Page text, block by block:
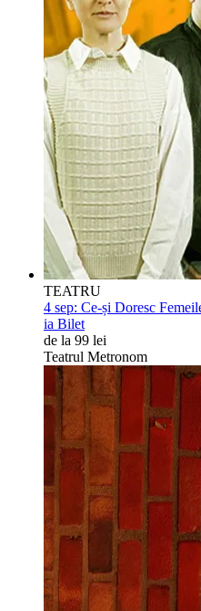
TEATRU
4 sep: Ce-și Doresc
ia Bilet
de la 99 lei
Teatrul Metronom